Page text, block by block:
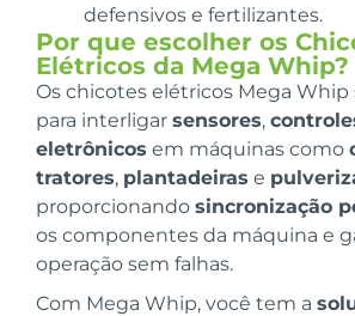
defensivos e fertilizantes.
Por que escolher os
Elétricos da Mega Whip?
Os chicotes elétricos Mega Whip
para interligar sensores,
eletrônicos em máquinas como
tratores, plantadeiras e
proporcionando sincronização
os componentes da máquina e
operação sem falhas.
Com Mega Whip, você tem a